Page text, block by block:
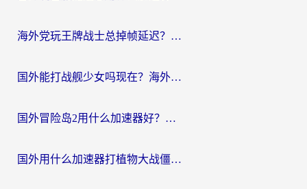
海外党玩王牌战士总掉帧延迟？这份王牌战士延迟加速器终极指南救你命
国外能打战舰少女吗现在？海外玩家的国服游戏加速终极指南
国外冒险岛2用什么加速器好？海外党国服游戏畅玩全攻略（附鸣潮哈利波特加速技巧）
国外用什么加速器打植物大战僵尸好？海外党国服游戏加速终极指南